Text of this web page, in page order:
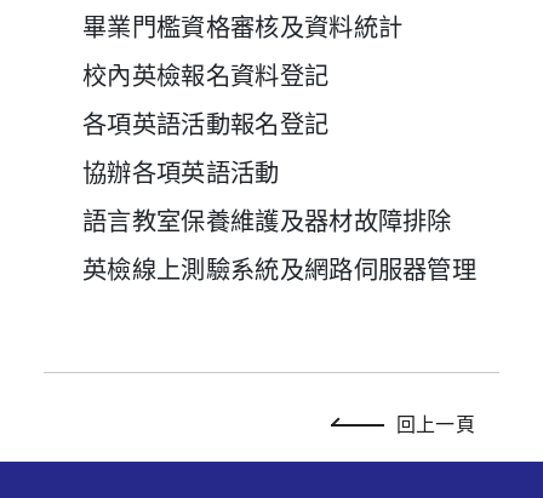
畢業門檻資格審核及資料統計
校內英檢報名資料登記
各項英語活動報名登記
協辦各項英語活動
語言教室保養維護及器材故障排除
英檢線上測驗系統及網路伺服器管理
回上一頁